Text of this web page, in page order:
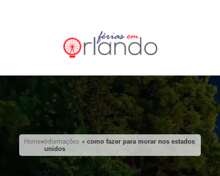
Home» Informações »como fazer para morar nos estados
unidos